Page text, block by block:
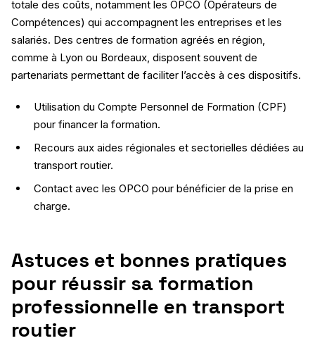
totale des coûts, notamment les OPCO (Opérateurs de
Compétences) qui accompagnent les entreprises et les
salariés. Des centres de formation agréés en région,
comme à Lyon ou Bordeaux, disposent souvent de
partenariats permettant de faciliter l’accès à ces dispositifs.
Utilisation du Compte Personnel de Formation (CPF)
pour financer la formation.
Recours aux aides régionales et sectorielles dédiées au
transport routier.
Contact avec les OPCO pour bénéficier de la prise en
charge.
Astuces et bonnes pratiques
pour réussir sa formation
professionnelle en transport
routier